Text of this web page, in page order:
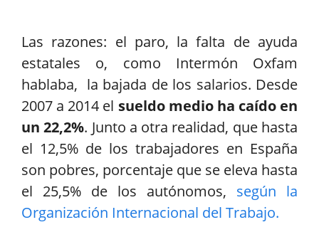
Las razones: el paro, la falta de ayuda
estatales o, como Intermón Oxfam
hablaba, la bajada de los salarios. Desde
2007 a 2014 el sueldo medio ha caído en
un 22,2%. Junto a otra realidad, que hasta
el 12,5% de los trabajadores en España
son pobres, porcentaje que se eleva hasta
el 25,5% de los autónomos, según la
Organización Internacional del Trabajo.